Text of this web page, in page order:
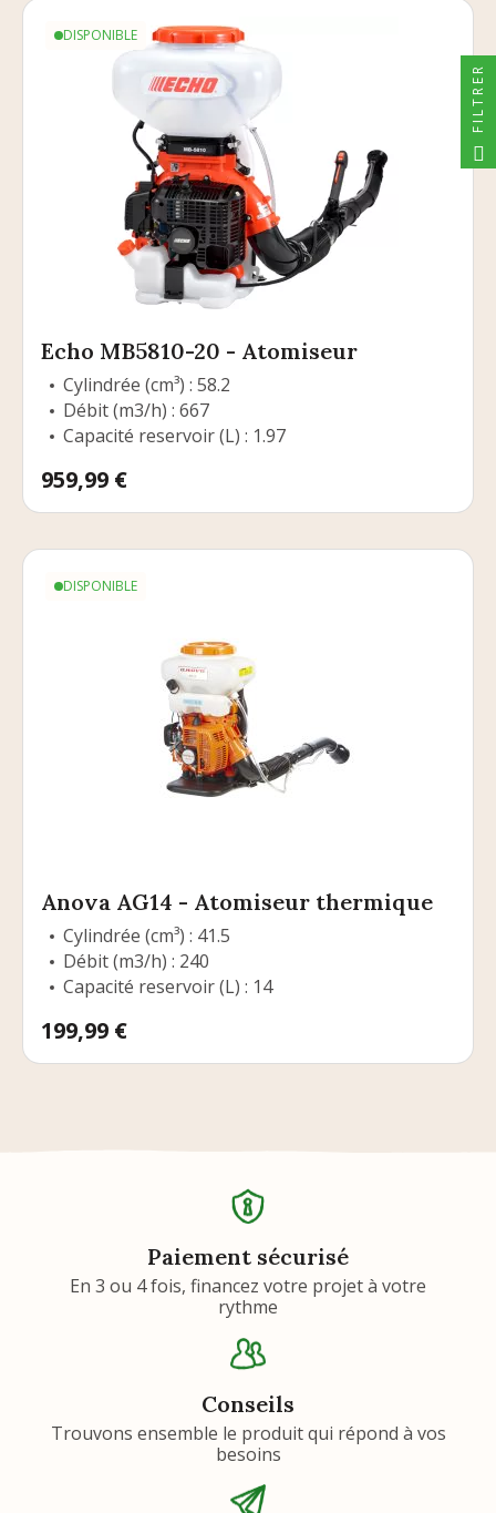
DISPONIBLE
Echo MB5810-20 - Atomiseur
Cylindrée (cm³) : 58.2
Débit (m3/h) : 667
Capacité reservoir (L) : 1.97
Prix
959,99 €
DISPONIBLE
Anova AG14 - Atomiseur thermique
Cylindrée (cm³) : 41.5
Débit (m3/h) : 240
Capacité reservoir (L) : 14
Prix
199,99 €
Paiement sécurisé
En 3 ou 4 fois, financez votre projet à votre
rythme
Conseils
Trouvons ensemble le produit qui répond à vos
besoins
FILTRER